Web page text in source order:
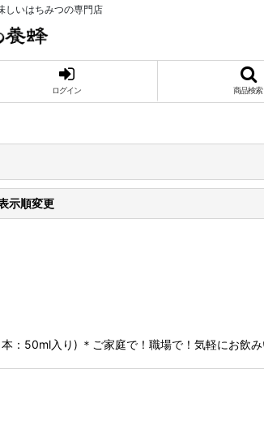
しいはちみつの専門店
ログイン 商品検索
示順変更
：50ml入り) ＊ご家庭で！職場で！気軽にお飲